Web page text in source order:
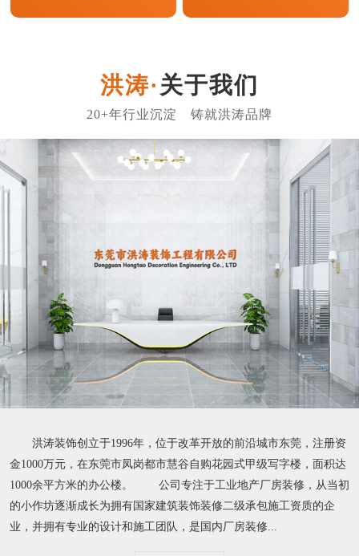
关于我们
洪涛装饰创立于1996年，位于改革开放的前沿城市东莞，注册资
金1000万元，在东莞市凤岗都市慧谷自购花园式甲级写字楼，面积达
1000余平方米的办公楼。 公司专注于工业地产厂房装修，从当初
的小作坊逐渐成长为拥有国家建筑装饰装修二级承包施工资质的企
业，并拥有专业的设计和施工团队，是国内厂房装修...